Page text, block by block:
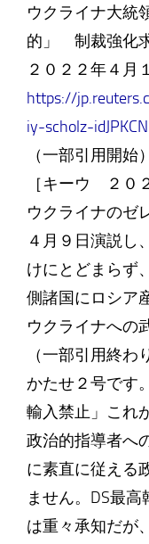
ウクライナ大統
的」 制裁強化
２０２２年４月
https://
iy-scholz-
（一部引用開始）
［キーウ ２０
ウクライナのゼ
４月９日演説し
けにとどまらず
側諸国にロシア
ウクライナへの
（一部引用終わ
かたせ２号です
輸入禁止」これ
政治的指導者へ
に素直に従える
ません。DS最
は重々承知だが